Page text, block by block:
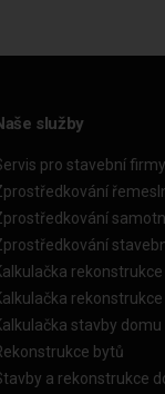
služby
pro stavební firmy
stavby domu
bytů
a rekonstrukce